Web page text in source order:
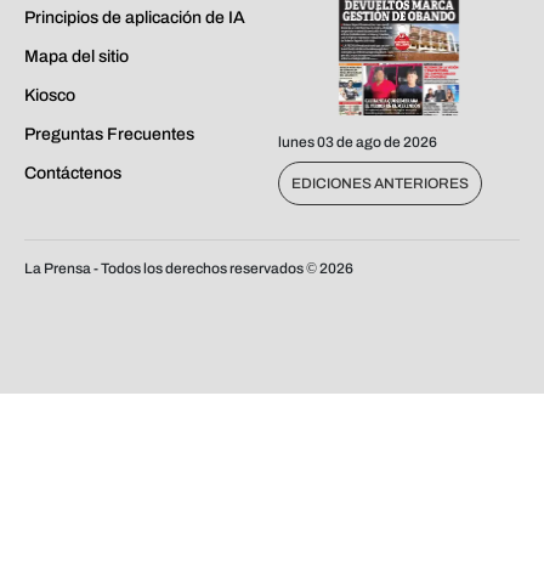
Principios de aplicación de IA
Mapa del sitio
Kiosco
Preguntas Frecuentes
Contáctenos
lunes 03 de ago de 2026
EDICIONES ANTERIORES
La Prensa - Todos los derechos reservados ©2026